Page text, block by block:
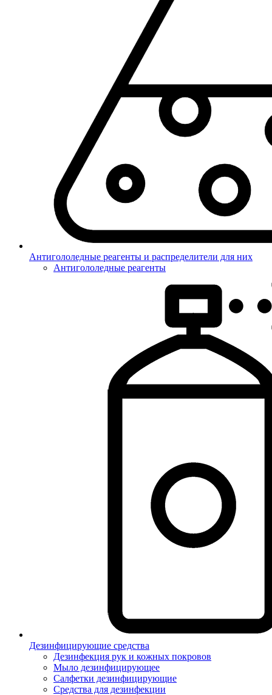
Антигололедные реагенты и распределители для них
Антигололедные реагенты
Дезинфицирующие средства
Дезинфекция рук и кожных покровов
Мыло дезинфицирующее
Салфетки дезинфицирующие
Средства для дезинфекции